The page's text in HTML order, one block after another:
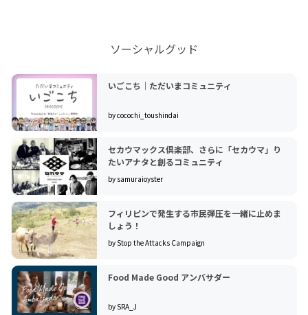
ソーシャルグッド
いごこち｜ただいまコミュニティ
by cocochi_toushindai
セカウマックス倶楽部、さらに「セカウマ」り
たいアナタと創るコミュニティ
by samuraioyster
フィリピンで発生する市民弾圧を一緒に止めま
しょう！
by Stop the Attacks Campaign
Food Made Good アンバサダー
by SRA_J